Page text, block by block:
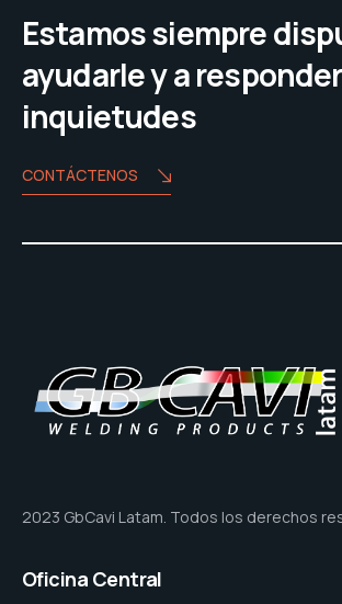
Estamos siempre
ayudarle y a
inquietudes
CONTÁCTENOS
2023 GbCavi Latam. Todos los derechos
Oficina Central